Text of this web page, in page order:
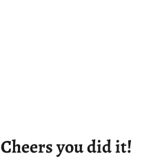
you did it!